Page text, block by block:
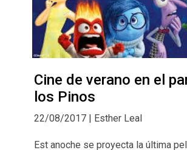
Cine de verano en el
los Pinos
22/08/2017 | Esther Leal
Est anoche se proyecta la última